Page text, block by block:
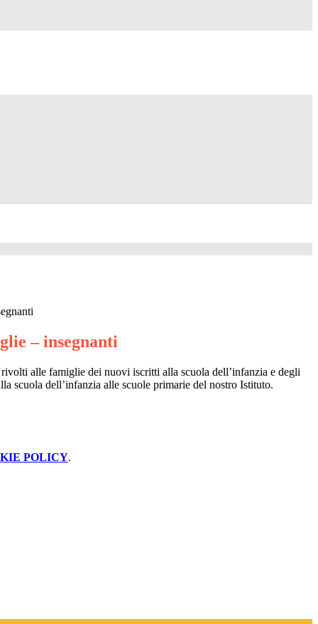
– insegnanti
alle famiglie dei nuovi iscritti alla scuola dell’infanzia e degli
scuola dell’infanzia alle scuole primarie del nostro Istituto.
POLICY.